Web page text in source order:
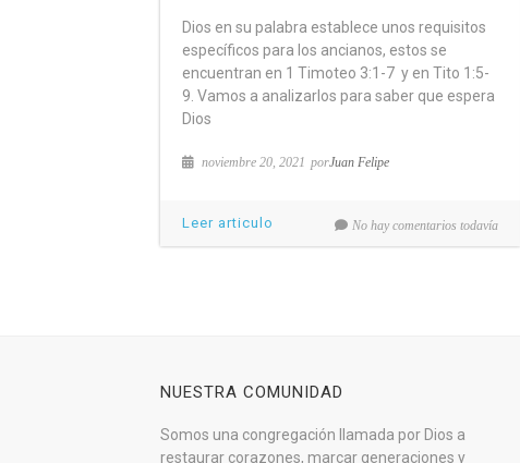
Dios en su palabra establece unos requisitos
específicos para los ancianos, estos se
encuentran en 1 Timoteo 3:1-7 y en Tito 1:5-
9. Vamos a analizarlos para saber que espera
Dios
noviembre 20, 2021 porJuan Felipe
No hay comentarios todavía
Leer articulo
NUESTRA COMUNIDAD
Somos una congregación llamada por Dios a
restaurar corazones, marcar generaciones y